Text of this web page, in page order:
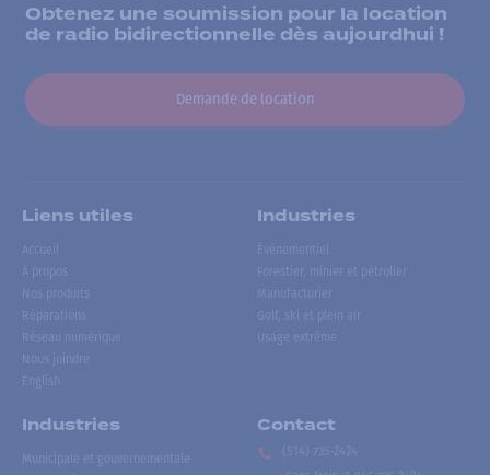
Obtenez une soumission pour la location
de radio bidirectionnelle dès aujourdhui !
Demande de location
Liens utiles
Accueil
À propos
Nos produits
Réparations
Réseau numérique
Nous joindre
English
Industries
Événementiel
Forestier, minier et pétrolier
Manufacturier
Golf, ski et plein air
Usage extrême
Industries
Municipale et gouvernementale
Contact
(514) 735-2424